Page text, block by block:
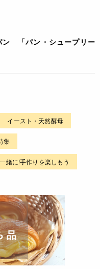
ン 「パン・シュープリー
イースト・天然酵母
集
緒に!手作りを楽しもう